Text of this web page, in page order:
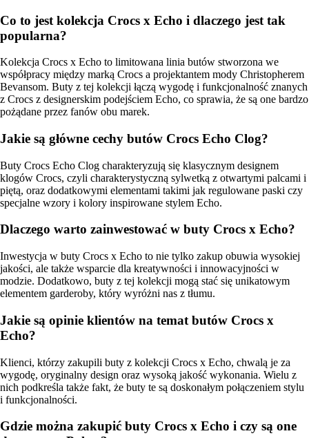
Co to jest kolekcja Crocs x Echo i dlaczego jest tak
popularna?
Kolekcja Crocs x Echo to limitowana linia butów stworzona we
współpracy między marką Crocs a projektantem mody Christopherem
Bevansom. Buty z tej kolekcji łączą wygodę i funkcjonalność znanych
z Crocs z designerskim podejściem Echo, co sprawia, że są one bardzo
pożądane przez fanów obu marek.
Jakie są główne cechy butów Crocs Echo Clog?
Buty Crocs Echo Clog charakteryzują się klasycznym designem
klogów Crocs, czyli charakterystyczną sylwetką z otwartymi palcami i
piętą, oraz dodatkowymi elementami takimi jak regulowane paski czy
specjalne wzory i kolory inspirowane stylem Echo.
Dlaczego warto zainwestować w buty Crocs x Echo?
Inwestycja w buty Crocs x Echo to nie tylko zakup obuwia wysokiej
jakości, ale także wsparcie dla kreatywności i innowacyjności w
modzie. Dodatkowo, buty z tej kolekcji mogą stać się unikatowym
elementem garderoby, który wyróżni nas z tłumu.
Jakie są opinie klientów na temat butów Crocs x
Echo?
Klienci, którzy zakupili buty z kolekcji Crocs x Echo, chwalą je za
wygodę, oryginalny design oraz wysoką jakość wykonania. Wielu z
nich podkreśla także fakt, że buty te są doskonałym połączeniem stylu
i funkcjonalności.
Gdzie można zakupić buty Crocs x Echo i czy są one